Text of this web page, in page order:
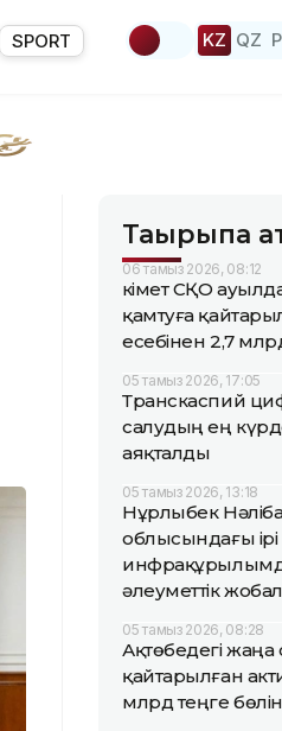
SPORT KZ QZ
Тақырыпқа
06 тамыз 2026, 08:12
Үкімет СҚО
қамтуға
есебінен 2,7
05 тамыз 2026, 17:05
Транскаспий
салудың ең
аяқталды
05 тамыз 2026, 13:18
Нұрлыбек
облысындағы ірі
әлеуметтік
05 тамыз 2026, 08:28
Ақтөбедегі
қайтарылған
млрд теңге